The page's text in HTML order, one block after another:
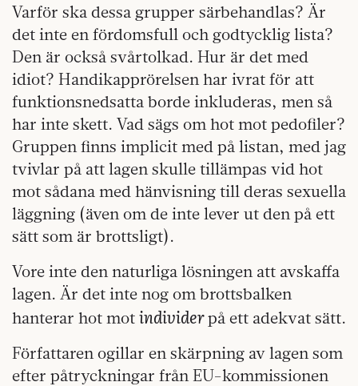
Varför ska dessa grupper särbehandlas? Är
det inte en fördomsfull och godtycklig lista?
Den är också svårtolkad. Hur är det med
idiot? Handikapprörelsen har ivrat för att
funktionsnedsatta borde inkluderas, men så
har inte skett. Vad sägs om hot mot pedofiler?
Gruppen finns implicit med på listan, med jag
tvivlar på att lagen skulle tillämpas vid hot
mot sådana med hänvisning till deras sexuella
läggning (även om de inte lever ut den på ett
sätt som är brottsligt).
Vore inte den naturliga lösningen att avskaffa
lagen. Är det inte nog om brottsbalken
hanterar hot mot individerpå ett adekvat sätt.
Författaren ogillar en skärpning av lagen som
efter påtryckningar från EU-kommissionen